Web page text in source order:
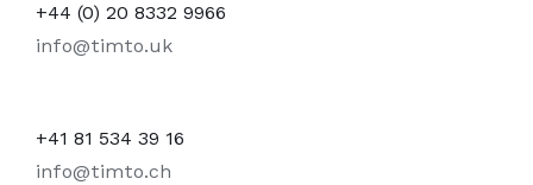
+44 (0) 20 8332 9966
info@timto.uk
+41 81 534 39 16
info@timto.ch